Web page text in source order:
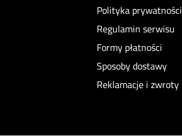
Polityka prywatności
Regulamin serwisu
Formy płatności
Sposoby dostawy
Reklamacje i zwroty